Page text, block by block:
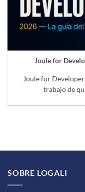
Joule for
Joule for
trabajo de
SOBRE LOGALI